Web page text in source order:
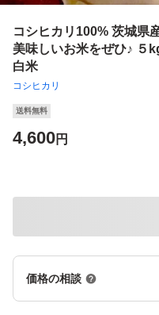
コシヒカリ100% 茨城県
美味しいお米をぜひ♪
白米
コシヒカリ
送料無料
4,600円
価格の相談